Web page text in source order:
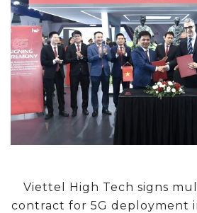
Viettel High Tech signs
contract for 5G deployment